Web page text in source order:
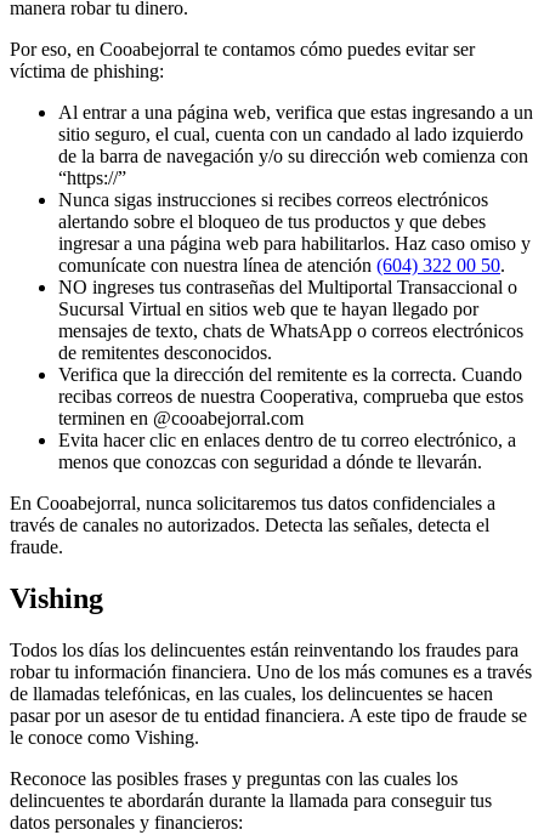
manera robar tu dinero.
Por eso, en Cooabejorral te contamos cómo puedes evitar ser
víctima de phishing:
Al entrar a una página web, verifica que estas ingresando a un
sitio seguro, el cual, cuenta con un candado al lado izquierdo
de la barra de navegación y/o su dirección web comienza con
“https://”
Nunca sigas instrucciones si recibes correos electrónicos
alertando sobre el bloqueo de tus productos y que debes
ingresar a una página web para habilitarlos. Haz caso omiso y
comunícate con nuestra línea de atención (604) 322 00 50.
NO ingreses tus contraseñas del Multiportal Transaccional o
Sucursal Virtual en sitios web que te hayan llegado por
mensajes de texto, chats de WhatsApp o correos electrónicos
de remitentes desconocidos.
Verifica que la dirección del remitente es la correcta. Cuando
recibas correos de nuestra Cooperativa, comprueba que estos
terminen en @cooabejorral.com
Evita hacer clic en enlaces dentro de tu correo electrónico, a
menos que conozcas con seguridad a dónde te llevarán.
En Cooabejorral, nunca solicitaremos tus datos confidenciales a
través de canales no autorizados. Detecta las señales, detecta el
fraude.
Vishing
Todos los días los delincuentes están reinventando los fraudes para
robar tu información financiera. Uno de los más comunes es a través
de llamadas telefónicas, en las cuales, los delincuentes se hacen
pasar por un asesor de tu entidad financiera. A este tipo de fraude se
le conoce como Vishing.
Reconoce las posibles frases y preguntas con las cuales los
delincuentes te abordarán durante la llamada para conseguir tus
datos personales y financieros: